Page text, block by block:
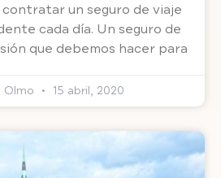
un seguro de viaje
cada día. Un seguro de
que debemos hacer para
Olmo 15 abril, 2020